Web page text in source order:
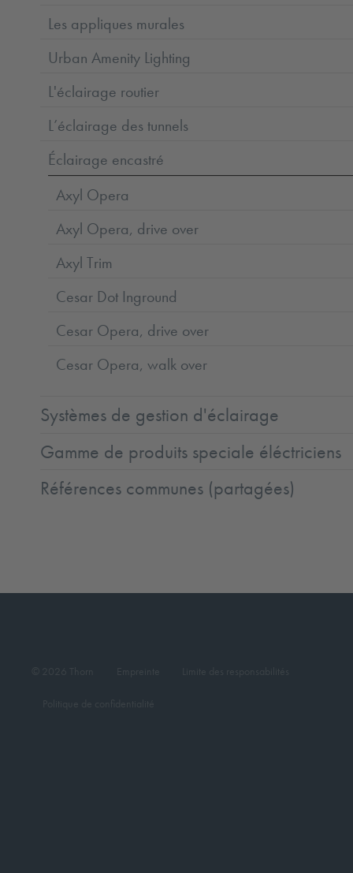
Les appliques murales
Urban Amenity Lighting
L'éclairage routier
L’éclairage des tunnels
Éclairage encastré
Axyl Opera
Axyl Opera, drive over
Axyl Trim
Cesar Dot Inground
Cesar Opera, drive over
Cesar Opera, walk over
Systèmes de gestion d'éclairage
Gamme de produits speciale éléctriciens
Références communes (partagées)